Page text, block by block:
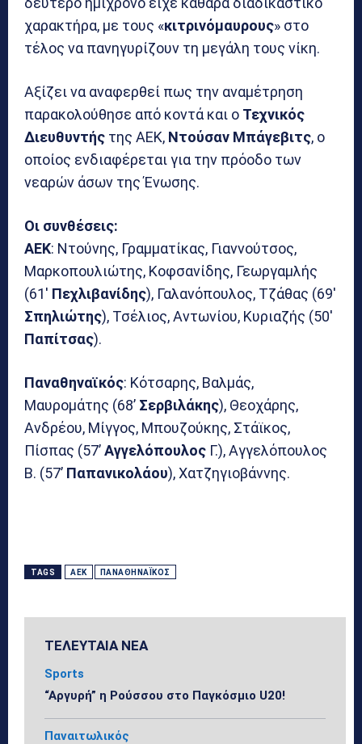
χαρακτήρα, με τους «κιτρινόμαυρους» στο
τέλος να πανηγυρίζουν τη μεγάλη τους νίκη.
Αξίζει να αναφερθεί πως την αναμέτρηση
παρακολούθησε από κοντά και ο Τεχνικός
Διευθυντής της ΑΕΚ, Ντούσαν Μπάγεβιτς, ο
οποίος ενδιαφέρεται για την πρόοδο των
νεαρών άσων της Ένωσης.
Οι συνθέσεις:
ΑΕΚ: Ντούνης, Γραμματίκας, Γιαννούτσος,
Μαρκοπουλιώτης, Κοφσανίδης, Γεωργαμλής
(61′ Πεχλιβανίδης), Γαλανόπουλος, Τζάθας (69′
Σπηλιώτης), Τσέλιος, Αντωνίου, Κυριαζής (50′
Παπίτσας).
Παναθηναϊκός: Κότσαρης, Βαλμάς,
Μαυρομάτης (68’ Σερβιλάκης), Θεοχάρης,
Ανδρέου, Μίγγος, Μπουζούκης, Στάϊκος,
Πίσπας (57’Αγγελόπουλος Γ.), Αγγελόπουλος
Β. (57’ Παπανικολάου), Χατζηγιοβάννης.
TAGS ΑΕΚ ΠΑΝΑΘΗΝΑΪΚΌΣ
ΤΕΛΕΥΤΑΙΑ ΝΕΑ
Sports
“Αργυρή” η Ρούσσου στο Παγκόσμιο U20!
Παναιτωλικός